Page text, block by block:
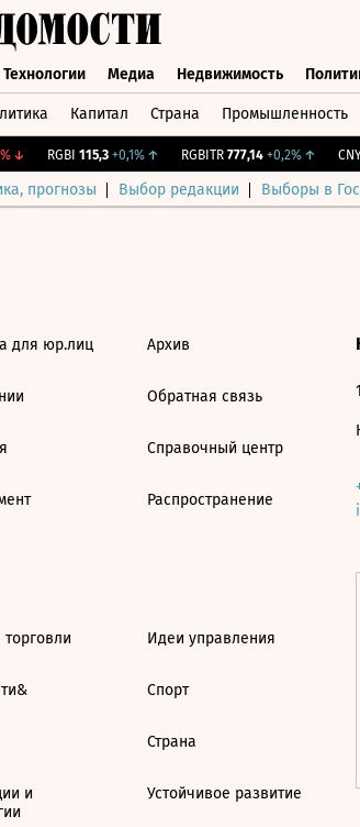
Технологии Медиа Недвижимость
Капитал Страна Промышленность
↓ RGBI 115,3 +0,1%↑ RGBITR 777,14 +0,2%↑
прогнозы Выбор редакции Выборы в
для юр.лиц Архив
Обратная связь
Справочный центр
Распространение
и
Идеи управления
Спорт
Страна
Устойчивое развитие